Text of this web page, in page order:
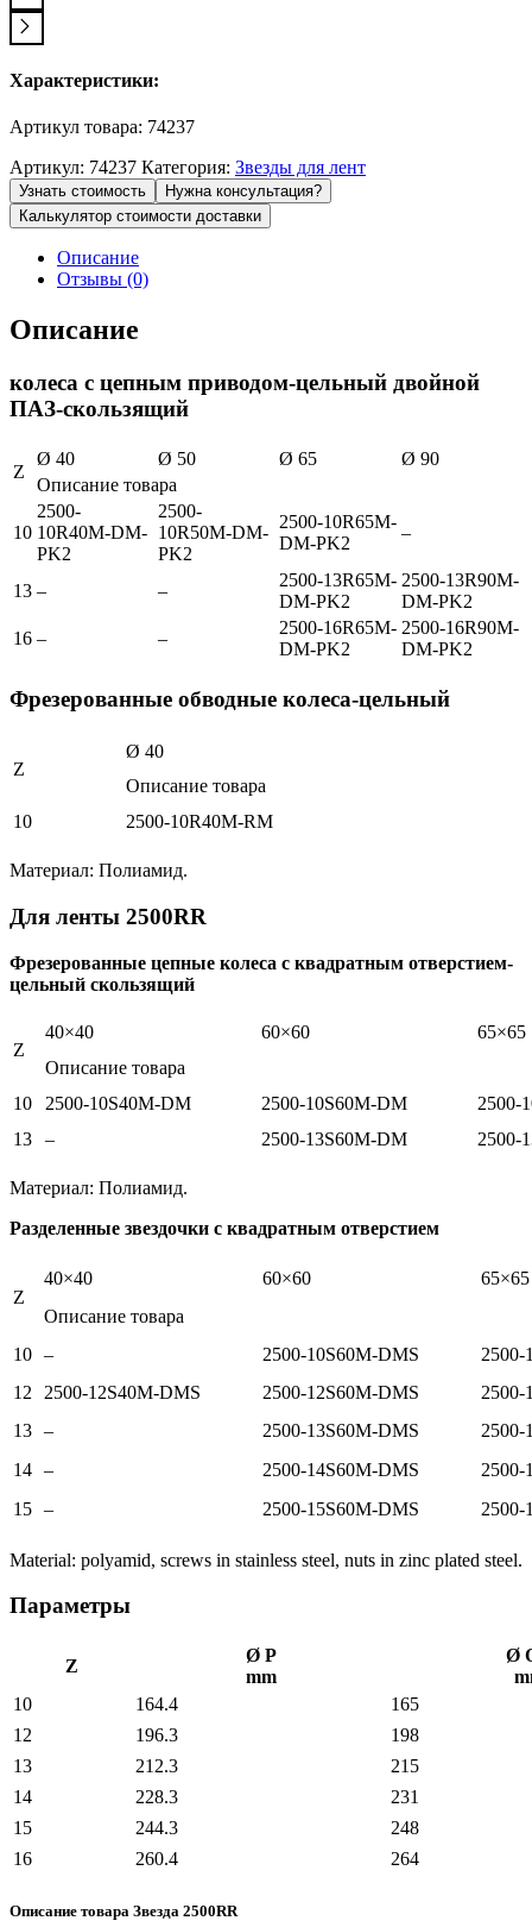
Характеристики:
Артикул товара: 74237
Артикул: 74237 Категория: Звезды для лент
Узнать стоимость
Нужна консультация?
Калькулятор стоимости доставки
Описание
Отзывы (0)
Описание
колеса с цепным приводом-цельный двойной
ПАЗ-скользящий
Z
Ø 40 Ø 50 Ø 65
Ø 90
Описание товара
10
2500-
10R40M-DM-
PK2
2500-
10R50M-DM-
PK2
2500-10R65M-
DM-PK2
–
13 – –
2500-13R65M-
DM-PK2
2500-13R90M-
DM-PK2
16 – –
2500-16R65M-
DM-PK2
2500-16R90M-
DM-PK2
Фрезерованные обводные колеса-цельный
Z
Ø 40
Описание товара
10
2500-10R40M-RM
Материал: Полиамид.
Для ленты 2500RR
Фрезерованные цепные колеса с квадратным отверстием-
цельный скользящий
Z
40×40 60×60
65×65
Описание товара
10
2500-10S40M-DM 2500-10S60M-DM
2500-
13
– 2500-13S60M-DM 2500-
Материал: Полиамид.
Разделенные звездочки с квадратным отверстием
Z
40×40 60×60
65×65
Описание товара
10 – 2500-10S60M-DMS
2500-
12
2500-12S40M-DMS 2500-12S60M-DMS
2500-
13 – 2500-13S60M-DMS
2500-
14 – 2500-14S60M-DMS
2500-
15 – 2500-15S60M-DMS 2500-
Material: polyamid, screws in stainless steel, nuts in zinc plated steel.
Параметры
Z
Ø P
mm
Ø
10
164.4
165
12
196.3
198
13
212.3
215
14
228.3
231
15
244.3
248
16
260.4 264
Описание товара Звезда 2500RR